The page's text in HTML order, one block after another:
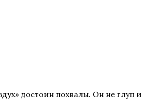
достоин похвалы. Он не глуп и